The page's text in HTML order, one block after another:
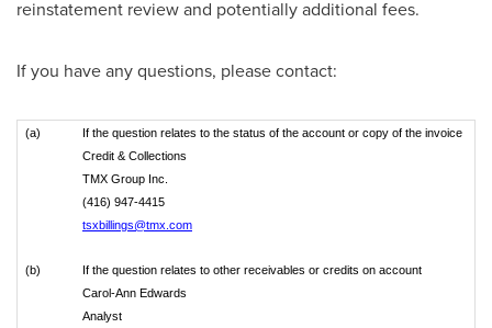
reinstatement review and potentially additional fees.
If you have any questions, please contact:
(a)
If the question relates to the status of the account or copy of the invoice
Credit & Collections
TMX Group Inc.
(416) 947-4415
tsxbillings@tmx.com
(b)
If the question relates to other receivables or credits on account
Carol-Ann Edwards
Analyst